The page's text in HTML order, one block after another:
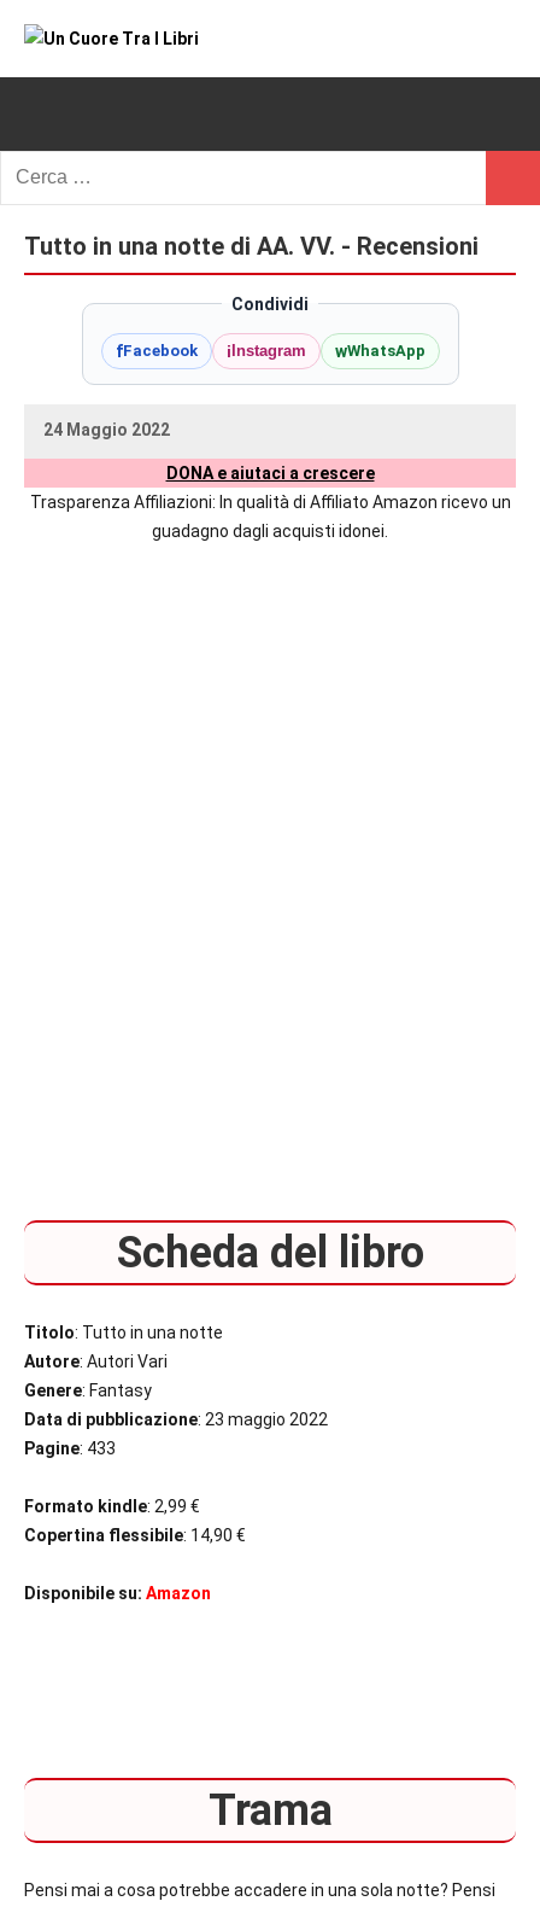
Un
Tra
I
Libri
romance
e
non
solo.
Recensioni,
anteprime,
prossime
maggiori
Tutto in una notte di AA. VV. - Recensioni
Condividi
fFacebook i Instagram wWhatsApp
24 Maggio 2022
uctil_user
Nessun
DONA e aiutaci a crescere
Trasparenza Affiliazioni: In qualità di Affiliato Amazon ricevo un
guadagno dagli acquisti idonei.
Scheda del libro
Titolo: Tutto in una notte
Autore: Autori Vari
Genere: Fantasy
Data di pubblicazione: 23 maggio 2022
Pagine: 433
Formato kindle: 2,99 €
Copertina flessibile: 14,90 €
Disponibile su: Amazon
Trama
Pensi mai a cosa potrebbe accadere in una sola notte? Pensi